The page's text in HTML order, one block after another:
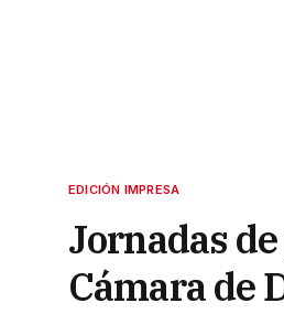
EDICIÓN IMPRESA
Jornadas
Cámara de